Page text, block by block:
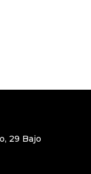
29 Bajo